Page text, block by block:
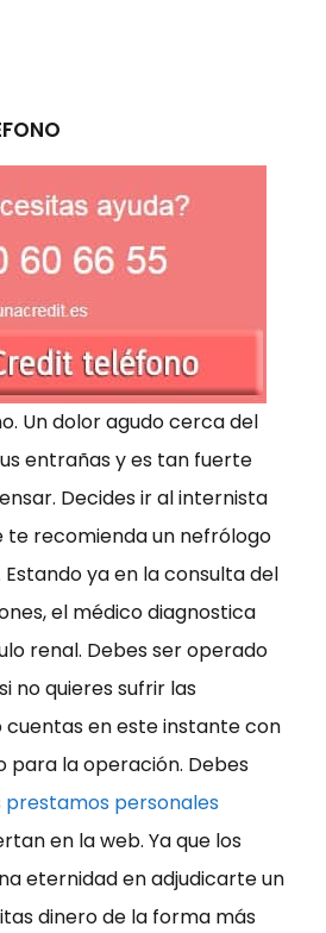
Un dolor agudo cerca del
entrañas y es tan fuerte
Decides ir al internista
recomienda un nefrólogo
ya en la consulta del
el médico diagnostica
renal. Debes ser operado
no quieres sufrir las
cuentas en este instante con
para la operación. Debes
prestamos personales
en la web. Ya que los
eternidad en adjudicarte un
dinero de la forma más